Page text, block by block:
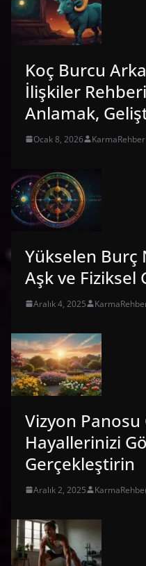
Koç Burcu
İlişkiler
Anlamak,
Ocak 8, 2026 KarmaRehber
Yükselen Burç
Aşk ve
Aralık 4, 2025
Vizyon
Hayallerinizi
Gerçekleştirin
Aralık 2, 2025